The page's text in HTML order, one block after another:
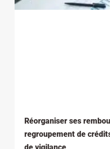
Réorganiser ses
regroupement de
de vigilance